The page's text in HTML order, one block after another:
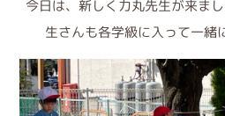
今日は、新しく力丸先生が来ま
生さんも各学級に入って一緒